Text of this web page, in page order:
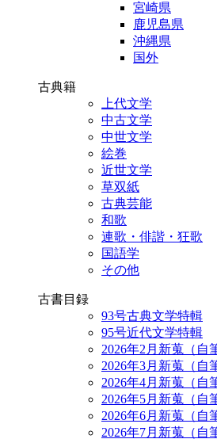
宮崎県
鹿児島県
沖縄県
国外
古典籍
上代文学
中古文学
中世文学
絵巻
近世文学
草双紙
古典芸能
和歌
連歌・俳諧・狂歌
国語学
その他
古書目録
93号古典文学特輯
95号近代文学特輯
2026年2月新蒐（自
2026年3月新蒐（自
2026年4月新蒐（自
2026年5月新蒐（自
2026年6月新蒐（自
2026年7月新蒐（自